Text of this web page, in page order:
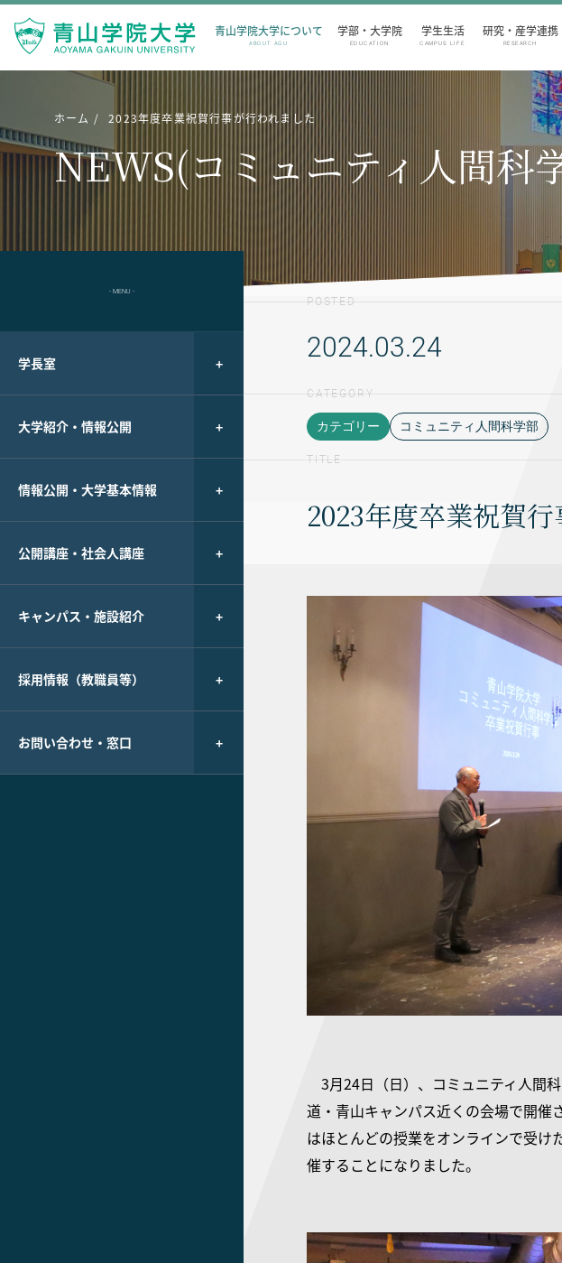
青山学院大学について
ABOUT AGU
学部・大学院
EDUCATION
学生生活
CAMPUS LIFE
研究・産学連携
RESEARCH
ホーム 2023年度卒業祝賀行事が行われました
NEWS(コミュニティ人間科
- MENU -
学長室
大学紹介・情報公開
情報公開・大学基本情報
公開講座・社会人講座
キャンパス・施設紹介
採用情報（教職員等）
お問い合わせ・窓口
POSTED
2024.03.24
CATEGORY
カテゴリー コミュニティ人間科学部
TITLE
2023年度卒業祝賀
3月24日（日）、コミュニティ人間
道・青山キャンパス近くの会場で開催
はほとんどの授業をオンラインで受け
催することになりました。